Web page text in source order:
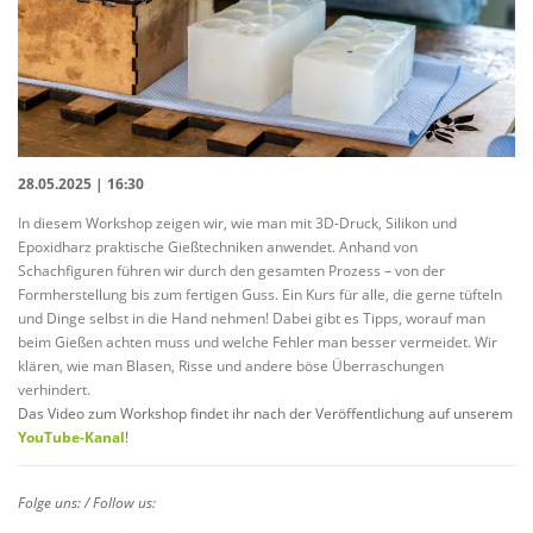
28.05.2025 | 16:30
In diesem Workshop zeigen wir, wie man mit 3D-Druck, Silikon und
Epoxidharz praktische Gießtechniken anwendet. Anhand von
Schachfiguren führen wir durch den gesamten Prozess – von der
Formherstellung bis zum fertigen Guss. Ein Kurs für alle, die gerne tüfteln
und Dinge selbst in die Hand nehmen! Dabei gibt es Tipps, worauf man
beim Gießen achten muss und welche Fehler man besser vermeidet. Wir
klären, wie man Blasen, Risse und andere böse Überraschungen
verhindert.
Das Video zum Workshop findet ihr nach der Veröffentlichung auf unserem
YouTube-Kanal!
Folge uns: / Follow us: